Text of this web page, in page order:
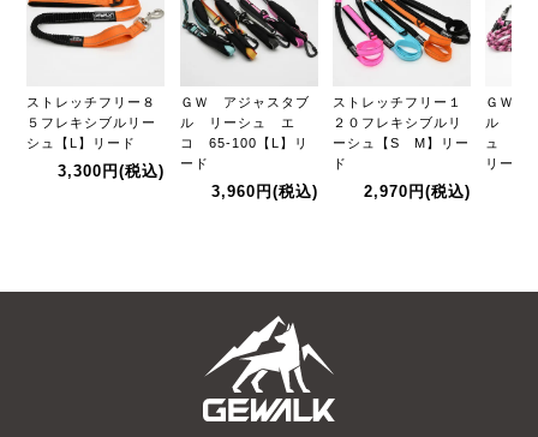
ストレッチフリー８
５フレキシブルリー
シュ【L】リード
3,300円(税込)
ＧＷ アジャスタブ
ル リーシュ エ
コ 65-100【L】リ
ード
3,960円 (税込)
ストレッチフリー１
２０フレキシブルリ
ーシュ【S M】リー
ド
2,970円 (税込)
ＧＷ
ル ロ
ュ エ
リード